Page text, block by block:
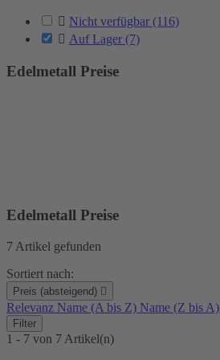
 Nicht verfügbar (116)
 Auf Lager (7)
Edelmetall Preise
Edelmetall Preise
7 Artikel gefunden
Sortiert nach:
Preis (absteigend) 
Relevanz Name (A bis Z) Name (Z bis A)
Filter
1 - 7 von 7 Artikel(n)